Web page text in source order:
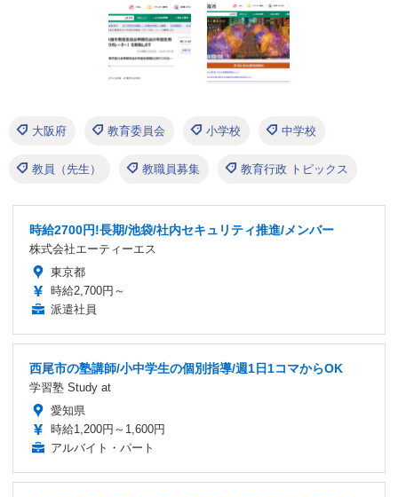
大阪府 教育委員会 小学校 中学校
教員（先生） 教職員募集 教育行政 トピックス
時給2700円!長期/池袋/社内セキュリティ推進/メンバー
株式会社エーティーエス
東京都
時給2,700円～
派遣社員
西尾市の塾講師/小中学生の個別指導/週1日1コマからOK
学習塾 Study at
愛知県
時給1,200円～1,600円
アルバイト・パート